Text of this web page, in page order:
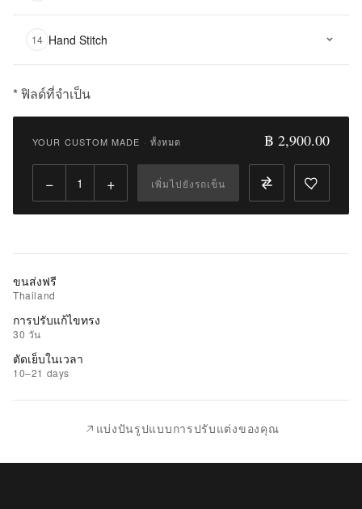
14 Hand Stitch
* ฟิลด์ที่จำเป็น
฿
Qty:
ไป
รถ
เข็น
รายการ
ที่
ชอบ
เปรียบ
YOUR CUSTOM MADE · ทั้งหมด ฿ 2,900.00
− + เพิ่มไปยังรถเข็น
ขนส่งฟรี
Thailand
การปรับแก้ไขทรง
30 วัน
ตัดเย็บในเวลา
10–21 days
แบ่งปันรูปแบบการปรับแต่งของคุณ